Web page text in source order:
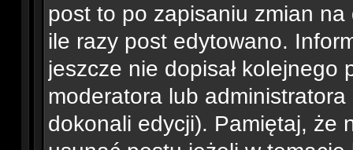
post to po zapisaniu zmian
ile razy post edytowano.
jeszcze nie dopisał kolejnego
moderatora lub
dokonali edycji). Pamiętaj, że